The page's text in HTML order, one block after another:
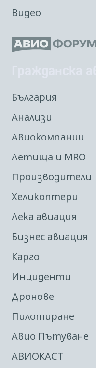
Видео
България
Анализи
Авиокомпании
Летища и MRO
Производители
Хеликоптери
Лека авиация
Бизнес авиация
Карго
Инциденти
Дронове
Пилотиране
Авио Пътуване
АВИОКАСТ